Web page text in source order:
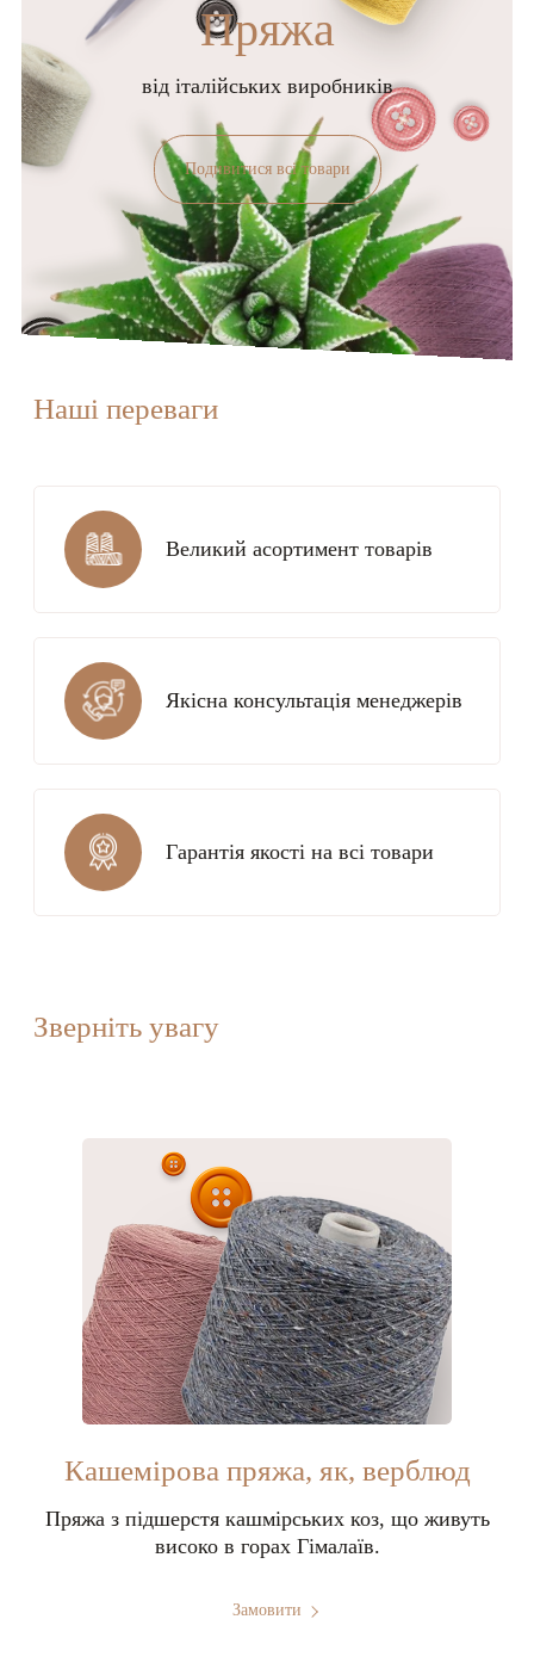
Пряжа
від італійських виробників
Подивитися всі товари
Наші переваги
Великий асортимент товарів
Якісна консультація менеджерів
Гарантія якості на всі товари
Зверніть увагу
Кашемірова пряжа, як, верблюд
Пряжа з підшерстя кашмірських коз, що живуть
високо в горах Гімалаїв.
Замовити